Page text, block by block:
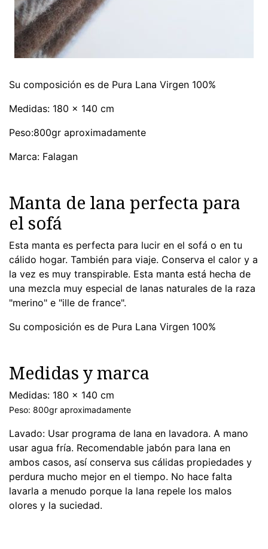
Su composición es de Pura Lana Virgen 100%
Medidas: 180 x 140 cm
Peso:800gr aproximadamente
Marca: Falagan
Manta de lana perfecta para
el sofá
Esta manta es perfecta para lucir en el sofá o en tu
cálido hogar. También para viaje. Conserva el calor y a
la vez es muy transpirable. Esta manta está hecha de
una mezcla muy especial de lanas naturales de la raza
"merino" e "ille de france".
Su composición es de Pura Lana Virgen 100%
Medidas y marca
Medidas: 180 x 140 cm
Peso: 800gr aproximadamente
Lavado: Usar programa de lana en lavadora. A mano
usar agua fría. Recomendable jabón para lana en
ambos casos, así conserva sus cálidas propiedades y
perdura mucho mejor en el tiempo. No hace falta
lavarla a menudo porque la lana repele los malos
olores y la suciedad.